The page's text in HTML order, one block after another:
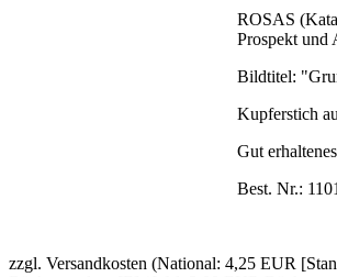
ROSAS
Prospekt und
Bildtitel:
Kupferstich
Gut
Best. Nr.:
zzgl. Versandkosten (National: 4,25 EUR